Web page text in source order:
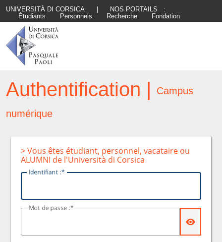
UNIVERSITÀ DI CORSICA
NOS PORTAILS :
Étudiants
Personnels Recherche Fondation
Authentification | Campus
numérique
> Vous êtes étudiant, personnel, vacataire ou
ALUMNI de l'Università di Corsica
Identifiant :
Mot de passe :